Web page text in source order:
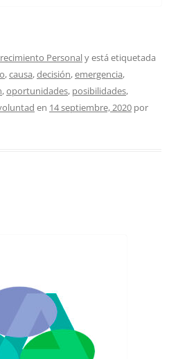
Personaly está etiquetada
,causa,decisión,emergencia,
,oportunidades, posibilidades,
en 14 septiembre, 2020 por